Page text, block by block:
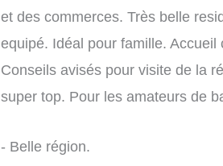
et des commerces. Très belle
equipé. Idéal pour famille.
Conseils avisés pour visite de la
super top. Pour les amateurs de
- Belle région.